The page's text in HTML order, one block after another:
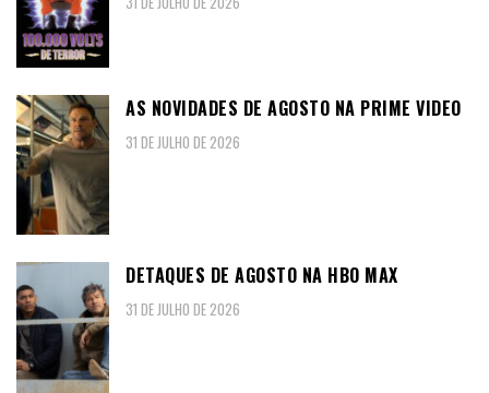
AS NOVIDADES DE AGOSTO NA PRIME VIDEO
31 DE JULHO DE 2026
DETAQUES DE AGOSTO NA HBO MAX
31 DE JULHO DE 2026